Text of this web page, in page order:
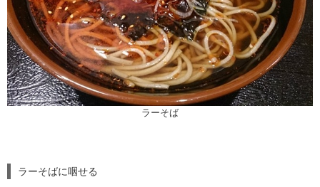
ラーそば
ラーそばに咽せる